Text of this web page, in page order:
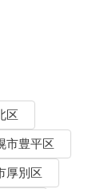
区
市豊平区
厚別区